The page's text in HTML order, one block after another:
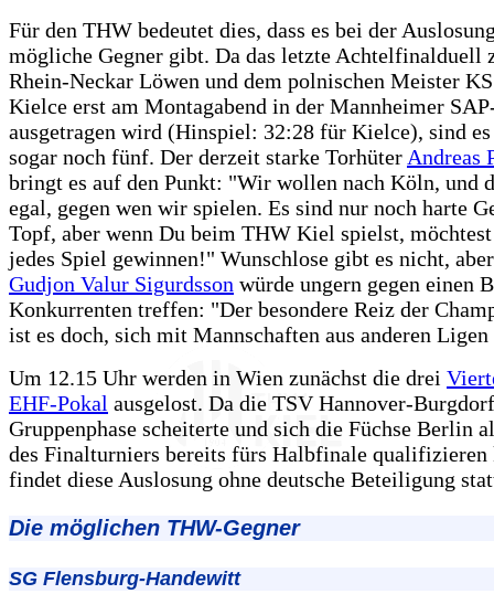
Für den THW bedeutet dies, dass es bei der
mögliche Gegner gibt. Da das letzte Achtelfinalduell
Rhein-Neckar Löwen und dem polnischen Meister
Kielce erst am Montagabend in der Mannheimer
ausgetragen wird (Hinspiel: 32:28 für Kielce), sind
sogar noch fünf. Der derzeit starke Torhüter Andreas
bringt es auf den Punkt: "Wir wollen nach Köln, und
egal, gegen wen wir spielen. Es sind nur noch harte
Topf, aber wenn Du beim THW Kiel spielst,
jedes Spiel gewinnen!" Wunschlose gibt es nicht,
Gudjon Valur Sigurdsson würde ungern gegen einen
Konkurrenten treffen: "Der besondere Reiz der
ist es doch, sich mit Mannschaften aus anderen Ligen
Um 12.15 Uhr werden in Wien zunächst die drei
EHF-Pokal ausgelost. Da die TSV Hannover-
Gruppenphase scheiterte und sich die Füchse Berlin
des Finalturniers bereits fürs Halbfinale qualifizieren
findet diese Auslosung ohne deutsche Beteiligung
Die möglichen THW-Gegner
SG Flensburg-Handewitt